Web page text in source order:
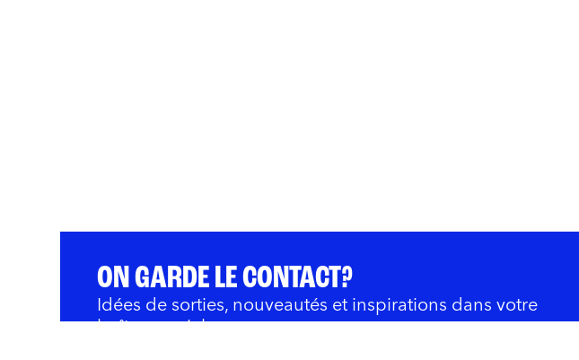
ON GARDE LE CONTACT?
Idées de sorties, nouveautés et inspirations dans votre
boîte courriel.